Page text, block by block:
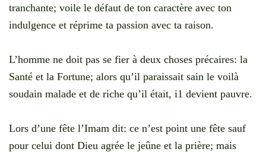
tranchante; voile le défaut de ton caractère avec ton
indulgence et réprime ta passion avec ta raison.
L’homme ne doit pas se fier à deux choses précaires: la
Santé et la Fortune; alors qu’il paraissait sain le voilà
soudain malade et de riche qu’il était, i1 devient pauvre.
Lors d’une fête l’Imam dit: ce n’est point une fête sauf
pour celui dont Dieu agrée le jeûne et la prière; mais